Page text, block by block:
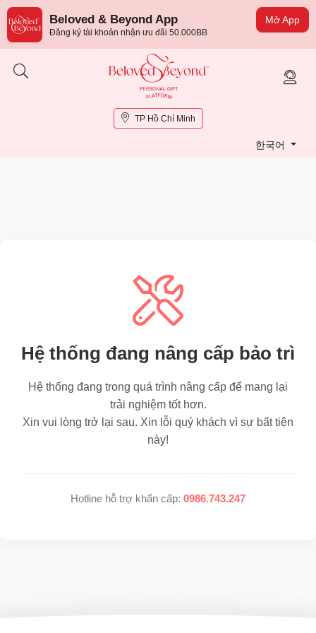
Mở App
Beloved & Beyond App
Đăng ký tài khoản nhận ưu đãi 50.000BB
TP Hồ Chí Minh
한국어
Hệ thống đang nâng cấp bảo trì
Hệ thống đang trong quá trình nâng cấp để mang lại
trải nghiệm tốt hơn.
Xin vui lòng trở lại sau. Xin lỗi quý khách vì sự bất tiện
này!
Hotline hỗ trợ khẩn cấp: 0986.743.247